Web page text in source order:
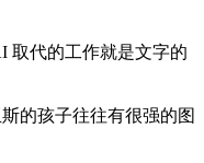
取代的工作就是文字的
的孩子往往有很强的图